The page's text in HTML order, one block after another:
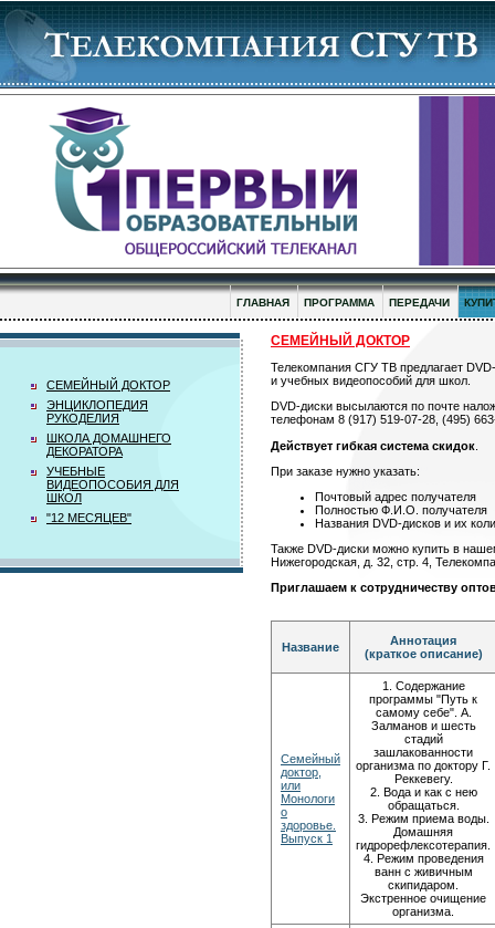
ГЛАВНАЯ ПРОГРАММА ПЕРЕДАЧИ
СЕМЕЙНЫЙ ДОКТОР
ЭНЦИКЛОПЕДИЯ
РУКОДЕЛИЯ
ШКОЛА ДОМАШНЕГО
ДЕКОРАТОРА
УЧЕБНЫЕ
ВИДЕОПОСОБИЯ ДЛЯ
ШКОЛ
"12 МЕСЯЦЕВ"
СЕМЕЙНЫЙ ДОКТОР
Телекомпания СГУ ТВ предлагает
и учебных видеопособий для школ.
DVD-диски высылаются по почте
телефонам 8 (917) 519-07-28, (495)
Действует гибкая система скидок
При заказе нужно указать:
Почтовый адрес получателя
Полностью Ф.И.О. получателя
Названия DVD-дисков и их
Также DVD-диски можно купить в
Нижегородская, д. 32, стр. 4,
Приглашаем к сотрудничеству
Название
Аннотация
(краткое описание)
Семейный
доктор,
или
Монологи
о
здоровье.
Выпуск 1
1. Содержание
программы "Путь к
самому себе". А.
Залманов и шесть
стадий
зашлакованности
организма по доктору Г.
Реккевегу.
2. Вода и как с нею
обращаться.
3. Режим приема воды.
Домашняя
гидрорефлексотерапия.
4. Режим проведения
ванн с живичным
скипидаром.
Экстренное очищение
организма.